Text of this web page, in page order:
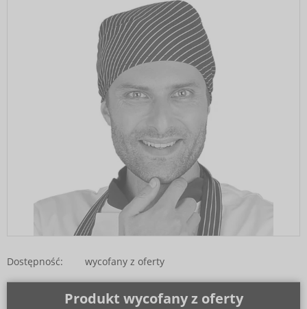
Dostępność: wycofany z oferty
Produkt wycofany z oferty